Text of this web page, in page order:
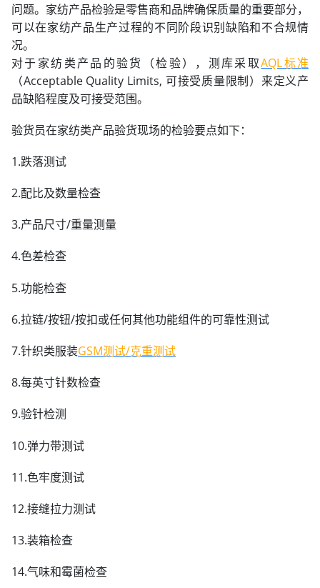
问题。家纺产品检验是零售商和品牌确保质量的重要部分，
可以在家纺产品生产过程的不同阶段识别缺陷和不合规情
况。
对于家纺类产品的验货（检验），测库采取AQL标准
（Acceptable Quality Limits, 可接受质量限制）来定义产
品缺陷程度及可接受范围。
验货员在家纺类产品验货现场的检验要点如下：
1.跌落测试
2.配比及数量检查
3.产品尺寸/重量测量
4.色差检查
5.功能检查
6.拉链/按钮/按扣或任何其他功能组件的可靠性测试
7.针织类服装GSM测试/克重测试
8.每英寸针数检查
9.验针检测
10.弹力带测试
11.色牢度测试
12.接缝拉力测试
13.装箱检查
14.气味和霉菌检查